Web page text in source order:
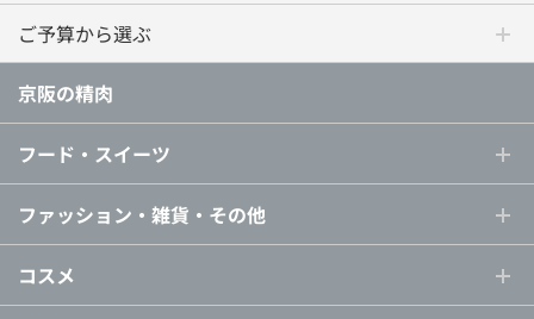
ご予算から選ぶ
京阪の精肉
フード・スイーツ
ファッション・雑貨・その他
コスメ